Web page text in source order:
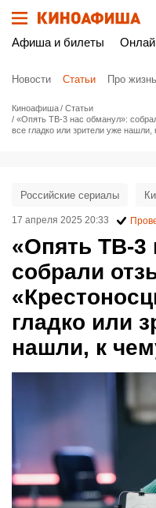
Афиша и билеты
Новости Статьи Про жизнь
Киноафиша
Статьи
«Опять ТВ-3 нас обманул»:
все гладко или зрители уже нашли,
«Опять ТВ-3
собрали
гладко или
нашли, к
Российские сериалы
17 апреля 2025 20:33